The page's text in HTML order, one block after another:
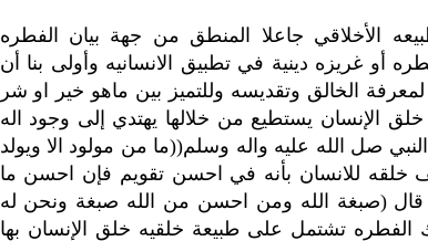
الأخلاقي جاعلا المنطق من جهة بيان الفطره
أو غريزه دينية في تطبيق الانسانيه وأولى بنا أن
الخالق وتقديسه وللتميز بين ماهو خير او شر
الإنسان يستطيع من خلالها يهتدي إلى وجود اله
صل الله عليه واله وسلم((ما من مولود الا ويولد
خلقه للانسان بأنه في احسن تقويم فإن احسن ما
قال (صبغة الله ومن احسن من الله صبغة ونحن له
أن تلك الفطره تشتمل على طبيعة خلقيه خلق الإنسان بها